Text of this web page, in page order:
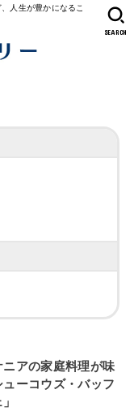
人生が豊かになるこ
SEARCH
ニアの家庭料理が味
ューコウズ・バッフ